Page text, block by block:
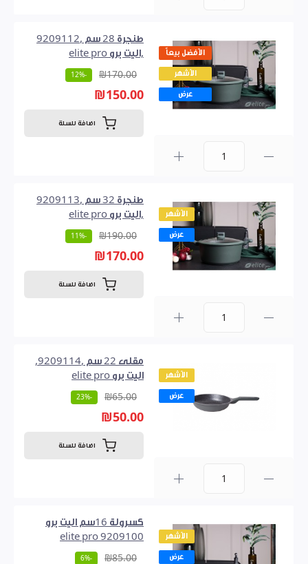
الأفضل بيعاً
الأشهر
عرض
طنجرة 28 سم ,9209112
,اليت برو elite pro
₪170.00
-12%
₪150.00
اضافة للسلة
الأشهر
عرض
طنجرة 32 سم ,9209113
,اليت برو elite pro
₪190.00
-11%
₪170.00
اضافة للسلة
الأشهر
عرض
مقلى 22 سم ,9209114,
اليت برو elite pro
₪65.00
-23%
₪50.00
اضافة للسلة
الأشهر
عرض
كسرولة 16سم اليت برو
9209100 elite pro
₪85.00
-6%